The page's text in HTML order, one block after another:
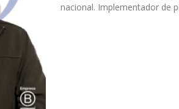
nacional. Implementador de